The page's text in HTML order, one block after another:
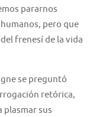
pararnos
pero que
frenesí de la vida
se preguntó
retórica,
plasmar sus